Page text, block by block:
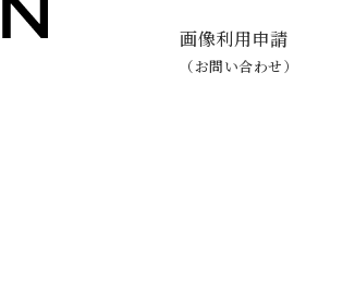
画像利用申請
（お問い合わせ）